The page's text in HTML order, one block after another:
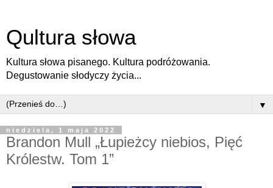
Qultura słowa
Kultura słowa pisanego. Kultura podróżowania.
Degustowanie słodyczy życia...
▼
niedziela, 1 maja 2022
Brandon Mull „Łupieżcy niebios, Pięć
Królestw. Tom 1”